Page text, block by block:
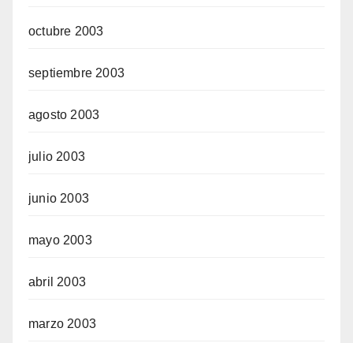
octubre 2003
septiembre 2003
agosto 2003
julio 2003
junio 2003
mayo 2003
abril 2003
marzo 2003